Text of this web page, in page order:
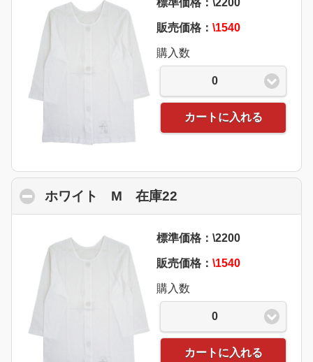
販売価格： \1540
購入数
0
カートに入れる
ホワイト M 在庫22
標準価格：\2200
販売価格： \1540
購入数
0
カートに入れる